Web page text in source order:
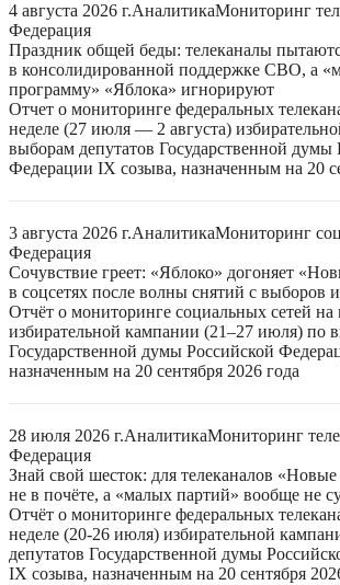
4 августа 2026 г.АналитикаМониторинг
Федерация
Праздник общей беды: телеканалы
в консолидированной поддержке СВО, а
программу» «Яблока» игнорируют
Отчет о мониторинге федеральных
неделе (27 июля — 2 августа)
выборам депутатов Государственной думы
Федерации IX созыва, назначенным на 20
3 августа 2026 г.АналитикаМониторинг
Федерация
Сочувствие греет: «Яблоко» догоняет
в соцсетях после волны снятий с выборов
Отчёт о мониторинге социальных сетей на
избирательной кампании (21–27 июля) по
Государственной думы Российской
назначенным на 20 сентября 2026 года
28 июля 2026 г.АналитикаМониторинг
Федерация
Знай свой шесток: для телеканалов
не в почёте, а «малых партий» вообще не
Отчёт о мониторинге федеральных
неделе (20-26 июля) избирательной
депутатов Государственной думы
IX созыва, назначенным на 20 сентября